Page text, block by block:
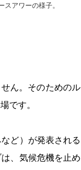
アワーの様子。
ん。そのためのル
です。
ど）が発表される
、気候危機を止め